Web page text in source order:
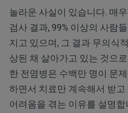
놀라운 사실이 있습니다. 매
검사 결과, 99% 이상의 사람
지고 있으며, 그 결과 무의식
상된 채 살아가고 있는 것으
한 전염병은 수백만 명이 문
하면서 치료만 계속해서 받
어려움을 겪는 이유를 설명